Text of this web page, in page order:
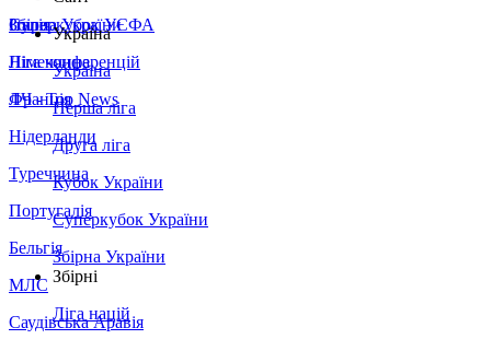
Збірна України
Італія
Німеччина
Франція
Нідерланди
Туреччина
Португалія
Бельгія
МЛС
Саудівська Аравія
Суперкубок УЄФА
Ліга конференцій
ЛЧ - Top News
Україна
Україна
Перша ліга
Друга ліга
Кубок України
Суперкубок України
Збірна України
Збірні
Ліга націй